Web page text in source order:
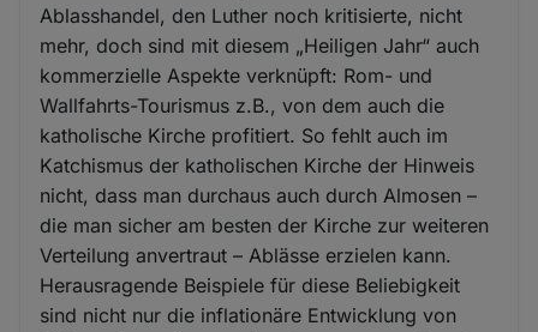
Ablasshandel, den Luther noch kritisierte, nicht
mehr, doch sind mit diesem „Heiligen Jahr“ auch
kommerzielle Aspekte verknüpft: Rom- und
Wallfahrts-Tourismus z.B., von dem auch die
katholische Kirche profitiert. So fehlt auch im
Katchismus der katholischen Kirche der Hinweis
nicht, dass man durchaus auch durch Almosen –
die man sicher am besten der Kirche zur weiteren
Verteilung anvertraut – Ablässe erzielen kann.
Herausragende Beispiele für diese Beliebigkeit
sind nicht nur die inflationäre Entwicklung von